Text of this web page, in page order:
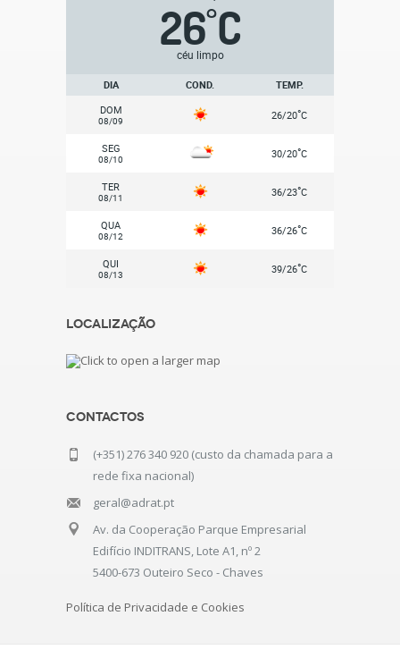
26°C
céu limpo
DIA COND.
TEMP.
DOM
08/09 26/20°C
SEG
08/10 30/20°C
TER
08/11 36/23°C
QUA
08/12 36/26°C
QUI
08/13 39/26°C
Localização
Contactos
(+351) 276 340 920 (custo da chamada para a
rede fixa nacional)
geral@adrat.pt
Av. da Cooperação Parque Empresarial
Edifício INDITRANS, Lote A1, nº 2
5400-673 Outeiro Seco - Chaves
Política de Privacidade e Cookies